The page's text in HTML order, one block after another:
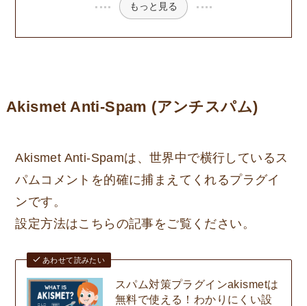
もっと見る
Akismet Anti-Spam (アンチスパム)
Akismet Anti-Spamは、世界中で横行しているス
パムコメントを的確に捕まえてくれるプラグイ
ンです。
設定方法はこちらの記事をご覧ください。
あわせて読みたい
スパム対策プラグインakismetは
無料で使える！わかりにくい設